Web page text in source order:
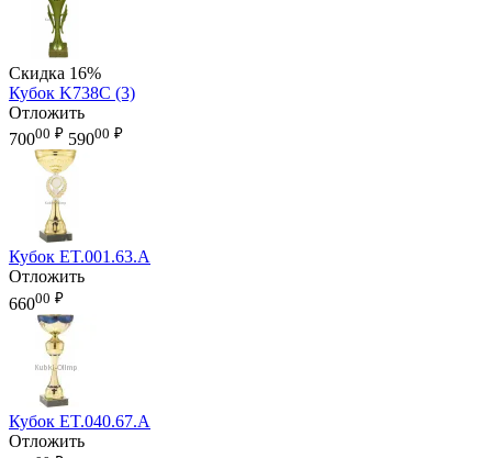
Скидка 16%
Кубок K738C (3)
Отложить
70000 ₽ 59000 ₽
Кубок ET.001.63.A
Отложить
66000 ₽
Кубок ET.040.67.A
Отложить